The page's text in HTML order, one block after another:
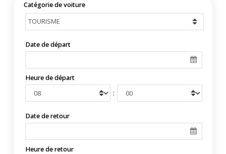
Catégorie de voiture
Date de départ
Heure de départ
:
Date de retour
Heure de retour